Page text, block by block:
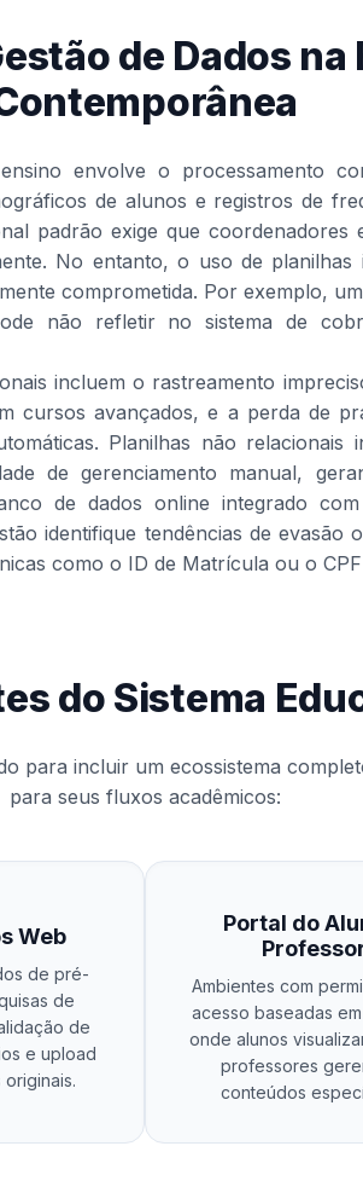
de Dados na
envolve o processamento
de alunos e registros de
padrão exige que coordenadores
No entanto, o uso de
comprometida. Por exemplo,
não refletir no sistema de
incluem o rastreamento
cursos avançados, e a perda de
Planilhas não relacionais
de gerenciamento manual,
de dados online integrado
identifique tendências de evasão
como o ID de Matrícula ou o
do Sistema
para incluir um ecossistema
para seus fluxos acadêmicos:
Web
de pré-
de
de
e upload
Portal do
Ambientes com
acesso baseadas
onde alunos
professores
conteúdos